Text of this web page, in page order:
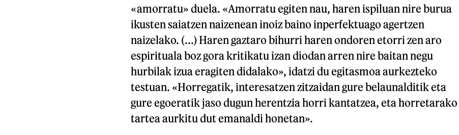
«amorratu» duela. «Amorratu egiten nau, haren ispiluan nire burua
ikusten saiatzen naizenean inoiz baino inperfektuago agertzen
naizelako. (...) Haren gaztaro bihurri haren ondoren etorri zen aro
espirituala boz gora kritikatu izan diodan arren nire baitan negu
hurbilak izua eragiten didalako», idatzi du egitasmoa aurkezteko
testuan. «Horregatik, interesatzen zitzaidan gure belaunalditik eta
gure egoeratik jaso dugun herentzia horri kantatzea, eta horretarako
tartea aurkitu dut emanaldi honetan».